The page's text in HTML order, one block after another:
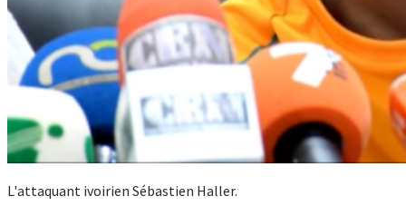
L'attaquant ivoirien Sébastien Haller.